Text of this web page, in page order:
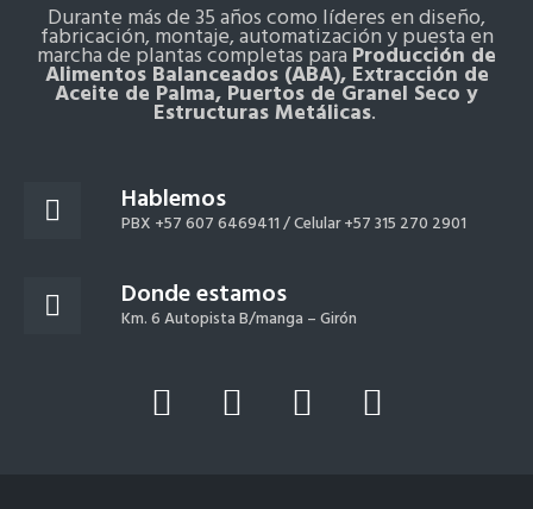
Durante más de 35 años como líderes en diseño,
fabricación, montaje, automatización y puesta en
marcha de plantas completas para Producción de
Alimentos Balanceados (ABA), Extracción de
Aceite de Palma, Puertos de Granel Seco y
Estructuras Metálicas.
Hablemos
PBX +57 607 6469411 /Celular +57 315 270 2901
Donde estamos
Km. 6 Autopista B/manga – Girón
L
i
Y
o
F
a
I
n